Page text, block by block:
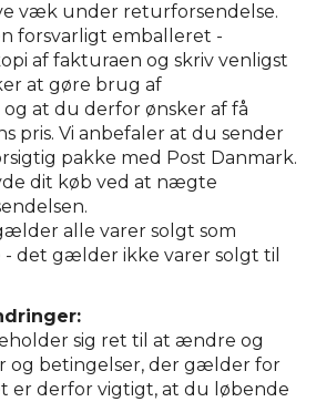
væk under returforsendelse.
forsvarligt emballeret -
af fakturaen og skriv venligst
at gøre brug af
at du derfor ønsker af få
pris. Vi anbefaler at du sender
pakke med Post Danmark.
dit køb ved at nægte
alle varer solgt som
det gælder ikke varer solgt til
sig ret til at ændre og
og betingelser, der gælder for
er derfor vigtigt, at du løbende